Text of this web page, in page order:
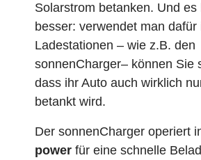
Solarstrom betanken. Und es
besser: verwendet man dafür
Ladestationen – wie z.B. den
sonnenCharger– können Sie
dass ihr Auto auch wirklich
betankt wird.
Der sonnenCharger operiert
power für eine schnelle